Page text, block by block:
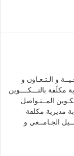
و اﻟـﺘـﻌـﺎون و
مكلّفة بالتـــﻜــــﻮﻳﻦ
المــﺘـﻮاﺻﻞ
مديرية مكلفة
الجـﺎﻣــﻌﻲ و